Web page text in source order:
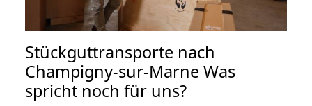
Stückguttransporte nach
Champigny-sur-Marne Was
spricht noch für uns?